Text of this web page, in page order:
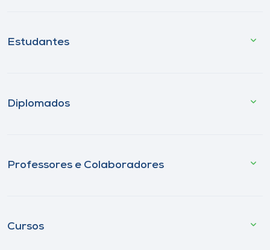
Estudantes
Diplomados
Professores e Colaboradores
Cursos